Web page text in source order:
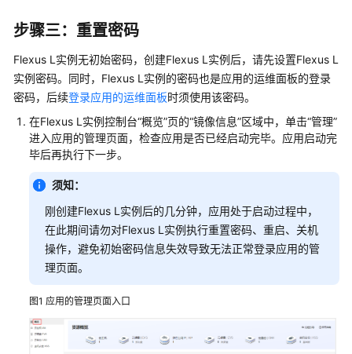
通
用
参
考
责
任
共
担
级
协
议
（SLA）
步骤三：重置密码
Flexus L实例无初始密码，创建Flexus L实例后，请先设置Flexus L
实例密码。同时，Flexus L实例的密码也是应用的运维面板的登录
密码，后续登录应用的运维面板时须使用该密码。
在Flexus L实例控制台“概览”页的“镜像信息”区域中，单击“管理”
进入应用的管理页面，检查应用是否已经启动完毕。应用启动完
毕后再执行下一步。
须知：
刚创建Flexus L实例后的几分钟，应用处于启动过程中，
在此期间请勿对Flexus L实例执行重置密码、重启、关机
操作，避免初始密码信息失效导致无法正常登录应用的管
理页面。
图1 应用的管理页面入口